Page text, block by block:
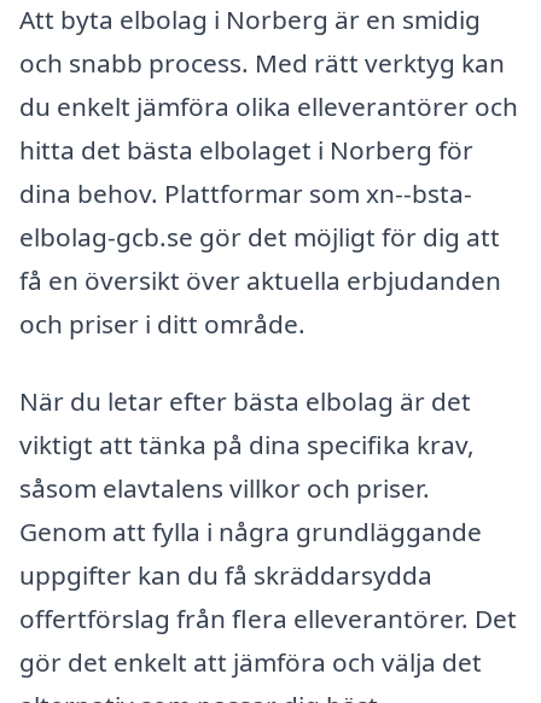
Att byta elbolag i Norberg är en smidig
och snabb process. Med rätt verktyg kan
du enkelt jämföra olika elleverantörer och
hitta det bästa elbolaget i Norberg för
dina behov. Plattformar som xn--bsta-
elbolag-gcb.se gör det möjligt för dig att
få en översikt över aktuella erbjudanden
och priser i ditt område.
När du letar efter bästa elbolag är det
viktigt att tänka på dina specifika krav,
såsom elavtalens villkor och priser.
Genom att fylla i några grundläggande
uppgifter kan du få skräddarsydda
offertförslag från flera elleverantörer. Det
gör det enkelt att jämföra och välja det